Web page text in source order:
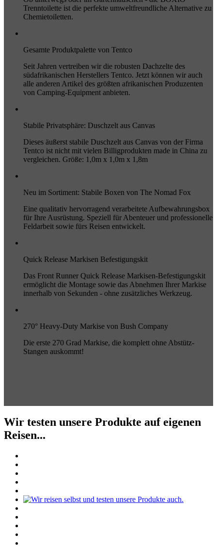
Trenntoilette ist die perfekte umweltfreundliche Alternative zu
Chemietoiletten.
Gesamte Produktpalette von Tentco
Seit Jahren vertreiben wir die robusten Dachzelte des
südafrikanischen Herstellers Tentco. Jetzt können wir auch
alle anderen Artikel des größten afrikanischen Produzenten
von Camping-Equipment anbieten.
Stabile Privatsphäre: Duschzelt aus Canvas
Dieses äußerst stabile Duschzelt aus Canvas von der Firma
Tentco ist nicht mit vielen Billigprodukten made in China zu
vergleichen. Größe: 1,0m x 1,0m x 1,8m
Neu im Sortiment: Stabile Boxen von The Nomad Fox
Eine qualitativ hervorragend verarbeitete Aufbewahrungsbox
für Ihre Ausrüstung. Speziell für Abenteuer und professionelle
Feldarbeit sowie fürs Reisen entwickelt.
Quick Release Markisen Befestigungskit
Das Front Runner Quick Release Markisen-Befestigungskit
ermöglicht die Montage sowie das Abnehmen Ihrer Markise
innerhalb von Sekunden - ohne zusätzliches Werkzeug.
270° Heavy-Duty Markise von Bush Company
Die erste 270 Grad Markise, die komplett ohne Abstütz-
Stangen auskommt!
Wir testen unsere Produkte auf eigenen
Reisen...